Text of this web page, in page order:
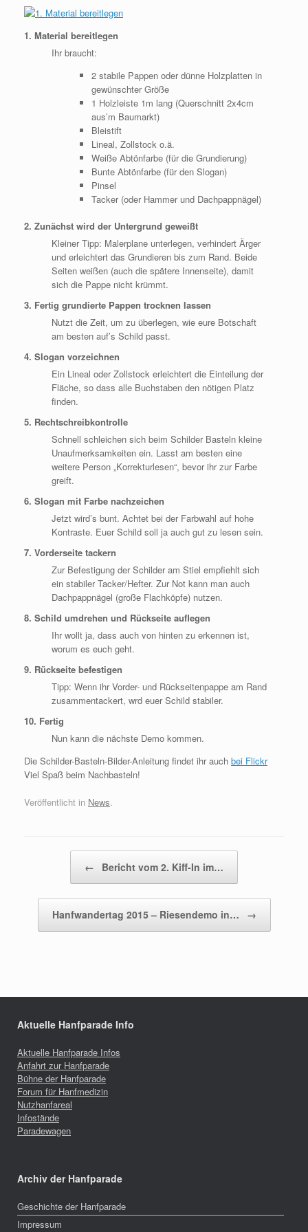
1. Material bereitlegen
Ihr braucht:
2 stabile Pappen oder dünne Holzplatten in
gewünschter Größe
1 Holzleiste 1m lang (Querschnitt 2x4cm
aus’m Baumarkt)
Bleistift
Lineal, Zollstock o.ä.
Weiße Abtönfarbe (für die Grundierung)
Bunte Abtönfarbe (für den Slogan)
Pinsel
Tacker (oder Hammer und Dachpappnägel)
2. Zunächst wird der Untergrund geweißt
Kleiner Tipp: Malerplane unterlegen, verhindert Ärger
und erleichtert das Grundieren bis zum Rand. Beide
Seiten weißen (auch die spätere Innenseite), damit
sich die Pappe nicht krümmt.
3. Fertig grundierte Pappen trocknen lassen
Nutzt die Zeit, um zu überlegen, wie eure Botschaft
am besten auf’s Schild passt.
4. Slogan vorzeichnen
Ein Lineal oder Zollstock erleichtert die Einteilung der
Fläche, so dass alle Buchstaben den nötigen Platz
finden.
5. Rechtschreibkontrolle
Schnell schleichen sich beim Schilder Basteln kleine
Unaufmerksamkeiten ein. Lasst am besten eine
weitere Person „Korrekturlesen“, bevor ihr zur Farbe
greift.
6. Slogan mit Farbe nachzeichen
Jetzt wird’s bunt. Achtet bei der Farbwahl auf hohe
Kontraste. Euer Schild soll ja auch gut zu lesen sein.
7. Vorderseite tackern
Zur Befestigung der Schilder am Stiel empfiehlt sich
ein stabiler Tacker/Hefter. Zur Not kann man auch
Dachpappnägel (große Flachköpfe) nutzen.
8. Schild umdrehen und Rückseite auflegen
Ihr wollt ja, dass auch von hinten zu erkennen ist,
worum es euch geht.
9. Rückseite befestigen
Tipp: Wenn ihr Vorder- und Rückseitenpappe am Rand
zusammentackert, wrd euer Schild stabiler.
10. Fertig
Nun kann die nächste Demo kommen.
Die Schilder-Basteln-Bilder-Anleitung findet ihr auch bei Flickr
Viel Spaß beim Nachbasteln!
Veröffentlicht in News.
← Bericht vom 2. Kiff-In im…
Hanfwandertag 2015 – Riesendemo in… →
Aktuelle Hanfparade Info
Aktuelle Hanfparade Infos
Anfahrt zur Hanfparade
Bühne der Hanfparade
Forum für Hanfmedizin
Nutzhanfareal
Infostände
Paradewagen
Archiv der Hanfparade
Geschichte der Hanfparade
Impressum